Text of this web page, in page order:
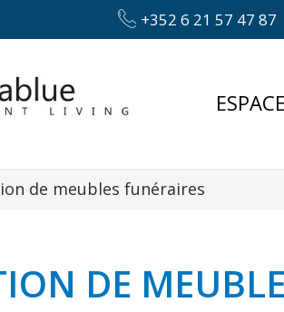
+352 6 21 57 47 87
de meubles funéraires
DE